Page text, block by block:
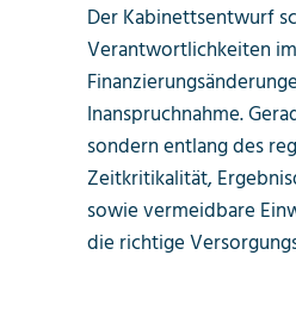
Der Kabinettsentwurf
Verantwortlichkeiten
Inanspruchnahme.
sondern entlang des
Zeitkritikalität,
sowie vermeidbare
die richtige